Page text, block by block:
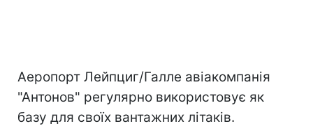
Аеропорт Лейпциг/Галле авіакомпанія
"Антонов" регулярно використовує як
базу для своїх вантажних літаків.